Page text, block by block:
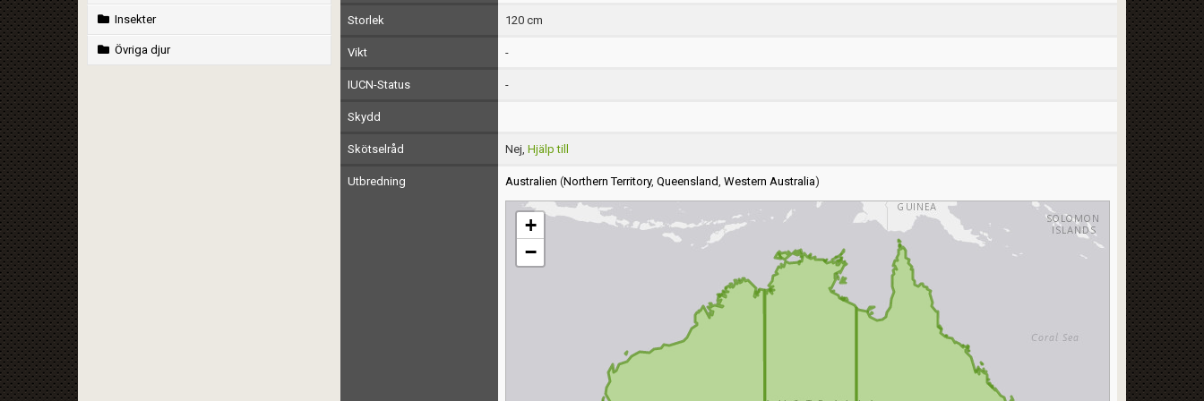
Insekter
Övriga djur
Storlek 120 cm
Vikt -
IUCN-Status -
Skydd
Skötselråd Nej, Hjälp till
Utbredning Australien (Northern Territory, Queensland, Western Australia)
+
−